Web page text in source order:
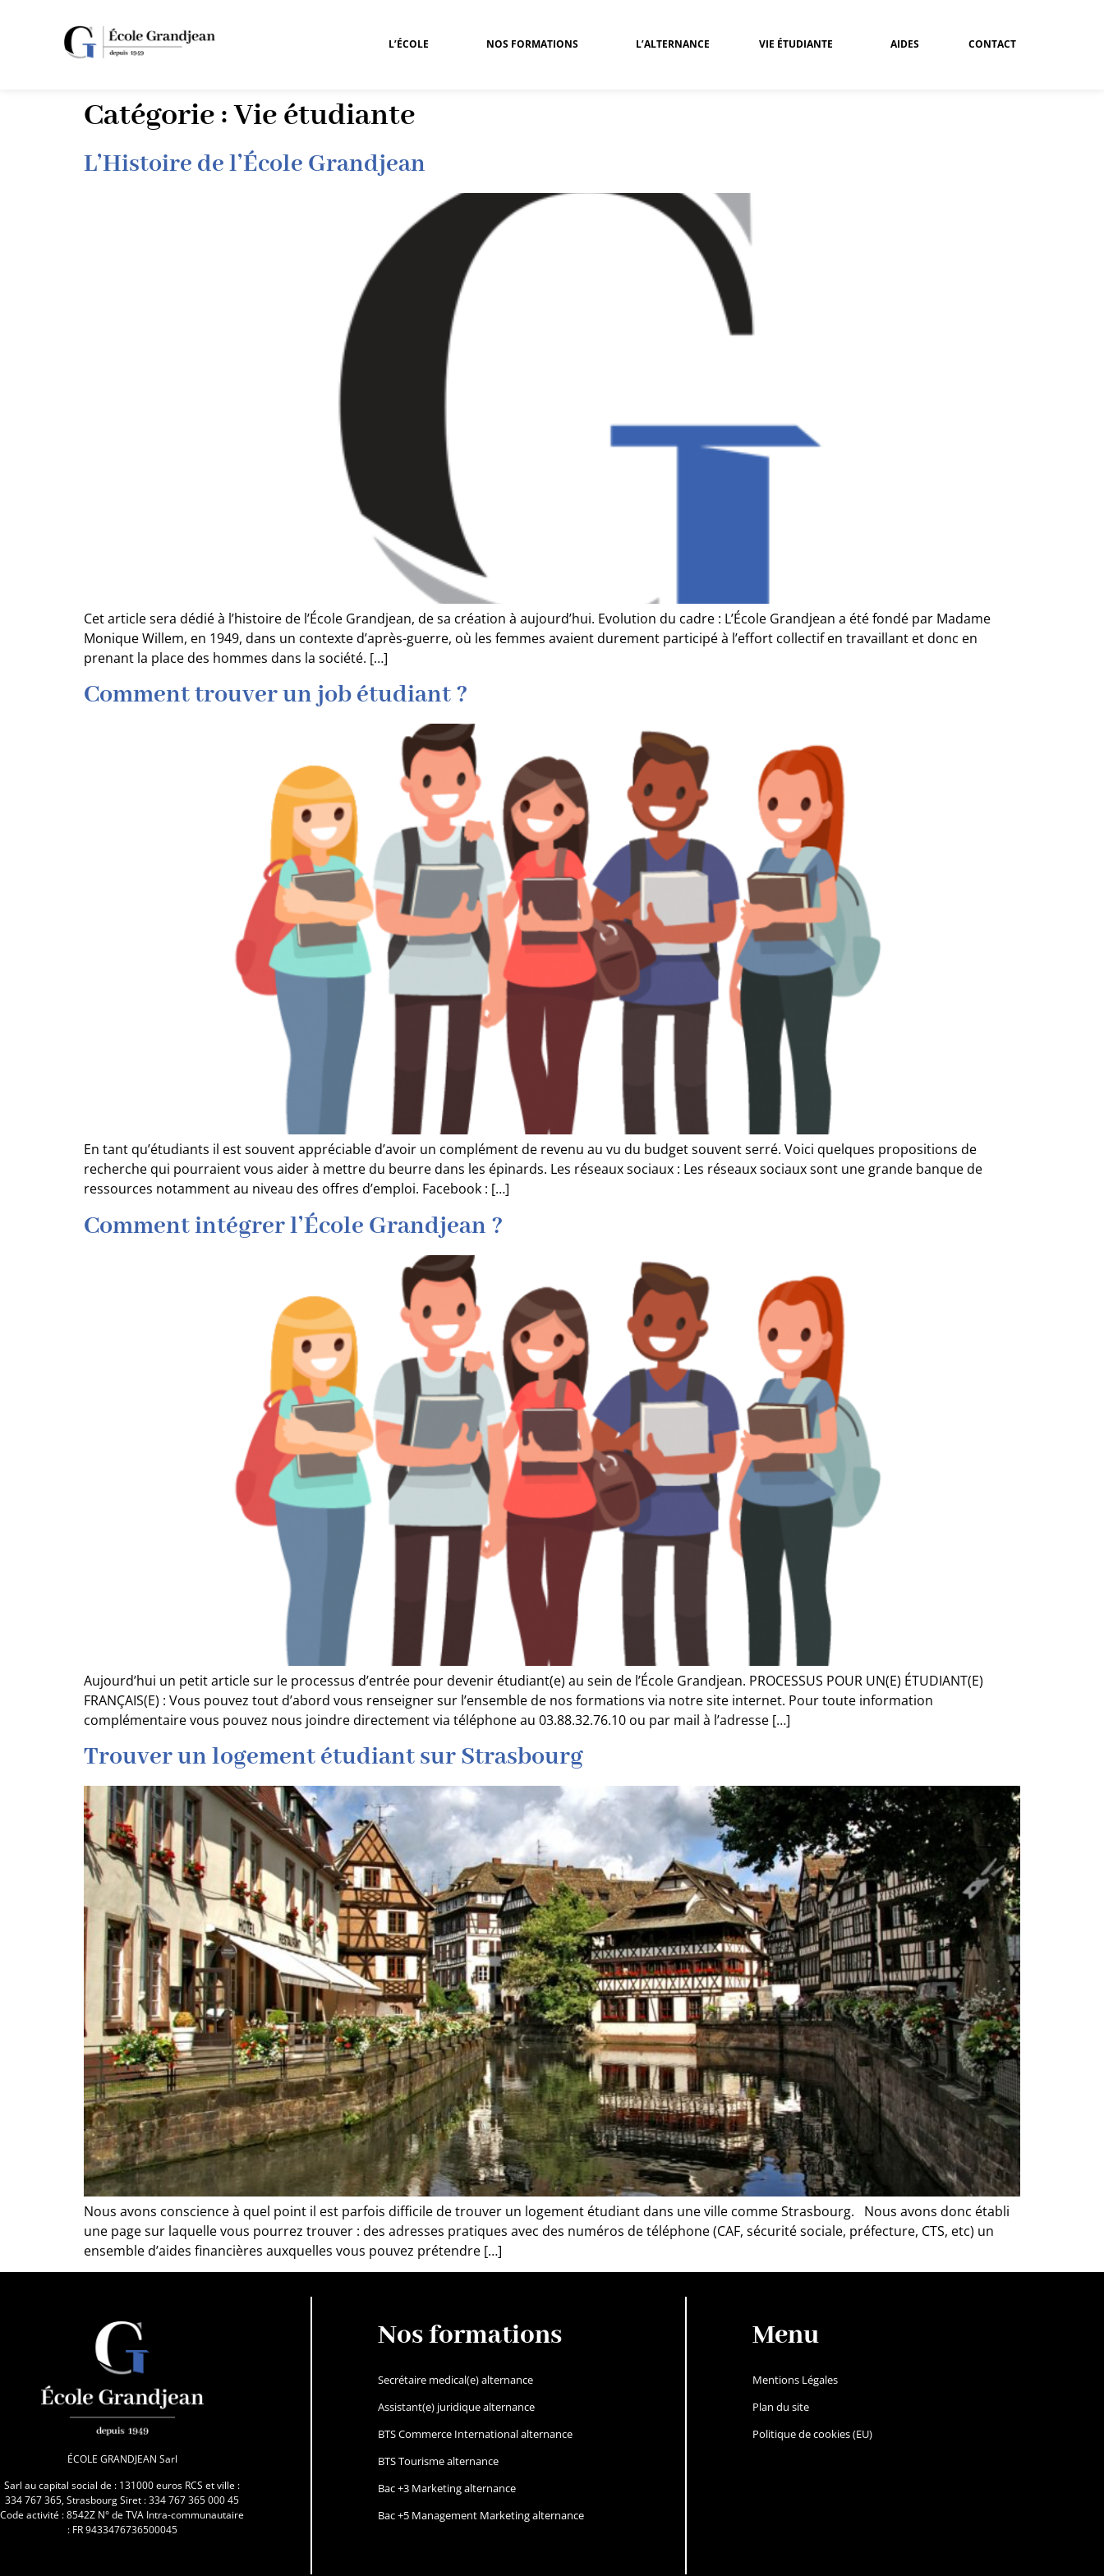
L’ÉCOLE NOS FORMATIONS L’ALTERNANCE VIE ÉTUDIANTE AIDES CONTACT
Catégorie :Vie étudiante
L’Histoire de l’École Grandjean
Cet article sera dédié à l’histoire de l’École Grandjean, de sa création à aujourd’hui. Evolution du cadre : L’École Grandjean a été fondé par Madame
Monique Willem, en 1949, dans un contexte d’après-guerre, où les femmes avaient durement participé à l’effort collectif en travaillant et donc en
prenant la place des hommes dans la société. […]
Comment trouver un job étudiant ?
En tant qu’étudiants il est souvent appréciable d’avoir un complément de revenu au vu du budget souvent serré. Voici quelques propositions de
recherche qui pourraient vous aider à mettre du beurre dans les épinards. Les réseaux sociaux : Les réseaux sociaux sont une grande banque de
ressources notamment au niveau des offres d’emploi. Facebook : […]
Comment intégrer l’École Grandjean ?
Aujourd’hui un petit article sur le processus d’entrée pour devenir étudiant(e) au sein de l’École Grandjean. PROCESSUS POUR UN(E) ÉTUDIANT(E)
FRANÇAIS(E) : Vous pouvez tout d’abord vous renseigner sur l’ensemble de nos formations via notre site internet. Pour toute information
complémentaire vous pouvez nous joindre directement via téléphone au 03.88.32.76.10 ou par mail à l’adresse […]
Trouver un logement étudiant sur Strasbourg
Nous avons conscience à quel point il est parfois difficile de trouver un logement étudiant dans une ville comme Strasbourg. Nous avons donc établi
une page sur laquelle vous pourrez trouver : des adresses pratiques avec des numéros de téléphone (CAF, sécurité sociale, préfecture, CTS, etc) un
ensemble d’aides financières auxquelles vous pouvez prétendre […]
ÉCOLE GRANDJEAN Sarl
Sarl au capital social de : 131000 euros RCS et ville :
334 767 365, Strasbourg Siret : 334 767 365 000 45
Code activité : 8542Z N° de TVA Intra-communautaire
: FR 9433476736500045
Nos formations
Secrétaire medical(e) alternance
Assistant(e) juridique alternance
BTS Commerce International alternance
BTS Tourisme alternance
Bac +3 Marketing alternance
Bac +5 Management Marketing alternance
Menu
Mentions Légales
Plan du site
Politique de cookies (EU)